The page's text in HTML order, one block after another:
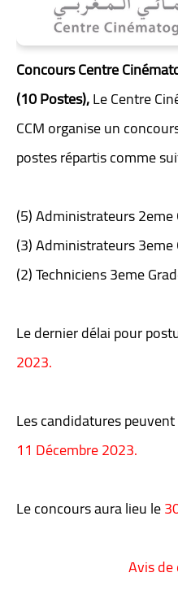
Concours Centre
(10 Postes),Le Centre
CCM organise un
postes répartis comme
(5) Administrateurs 2eme
(3) Administrateurs 3eme
(2) Techniciens 3eme
Le dernier délai pour
2023.
Les candidatures
11 Décembre 2023.
Le concours aura lieu le
Avis